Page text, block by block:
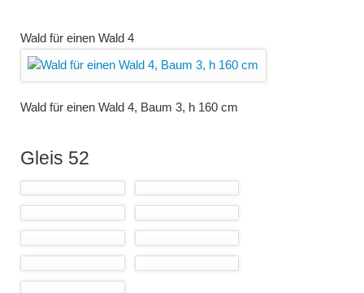
Wald für einen Wald 4
Wald für einen Wald 4, Baum 3, h 160 cm
Gleis 52